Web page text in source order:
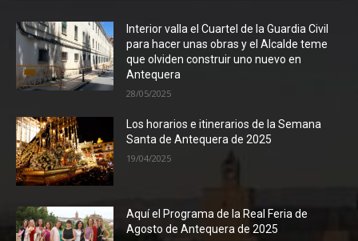
Interior valla el Cuartel de la Guardia Civil
para hacer unas obras y el Alcalde teme
que olviden construir uno nuevo en
Antequera
28/05/2025
Los horarios e itinerarios de la Semana
Santa de Antequera de 2025
19/04/2025
Aquí el Programa de la Real Feria de
Agosto de Antequera de 2025